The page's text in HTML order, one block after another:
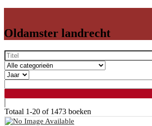
Oldamster landrecht
Totaal 1-20 of 1473 boeken